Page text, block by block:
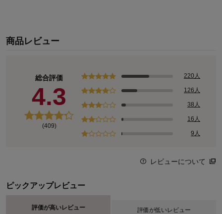
商品レビュー
総合評価
4.3
(409)
220人
126人
38人
16人
9人
レビューについて
ピックアップレビュー
評価が高いレビュー 評価が低いレビュー